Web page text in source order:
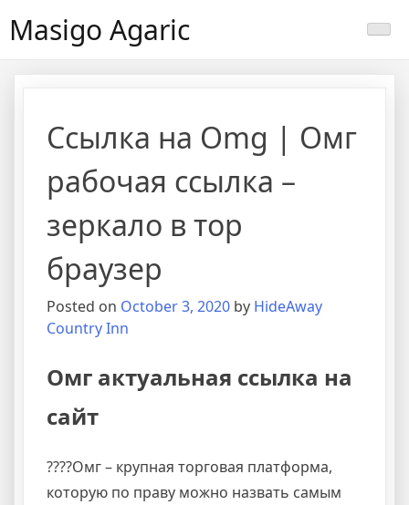
Masigo Agaric
Ссылка на Omg | Омг
рабочая ссылка –
зеркало в тор
браузер
Posted on October 3, 2020 by HideAway
Country Inn
Омг актуальная ссылка на
сайт
????Омг – крупная торговая платформа,
которую по праву можно назвать самым